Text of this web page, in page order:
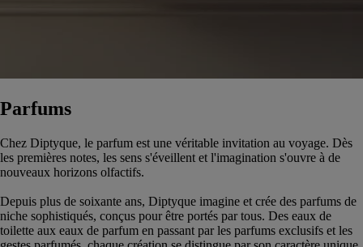
Parfums
Chez Diptyque, le parfum est une véritable invitation au voyage. Dès
les premières notes, les sens s'éveillent et l'imagination s'ouvre à de
nouveaux horizons olfactifs.
Depuis plus de soixante ans, Diptyque imagine et crée des parfums de
niche sophistiqués, conçus pour être portés par tous. Des eaux de
toilette aux eaux de parfum en passant par les parfums exclusifs et les